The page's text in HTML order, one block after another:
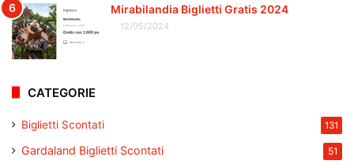
Mirabilandia Biglietti Gratis 2024
12/05/2024
CATEGORIE
Biglietti Scontati 131
Gardaland Biglietti Scontati 51